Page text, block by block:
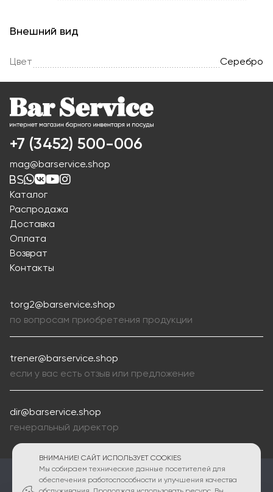
Внешний вид
Цвет Серебро
+7 (3452) 500-006
mag@barservice.shop
Каталог
Распродажа
Доставка
Оплата
Возврат
Контакты
torg2@barservice.shop
по вопросам приобретения продукции
trener@barservice.shop
если у вас есть отзыв или предложение
dir@barservice.shop
генеральный директор
ПОЛИТИКА КОНФИДЕНЦИАЛЬНОСТИ
ВНИМАНИЕ! САЙТ ИСПОЛЬЗУЕТ COOKIES
Мы собираем технические данные посетителей для
обеспечения работоспособности и улучшения качества